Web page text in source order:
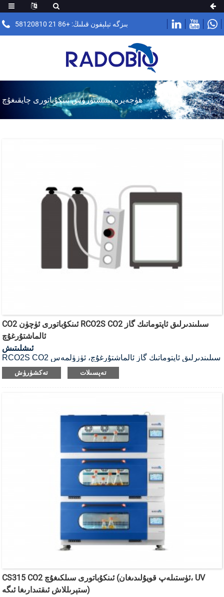
بىزگە تېلېفون قىلىڭ: +86 21 58120810
ھۈجەيرە يېتىشتۈرۈش ئىنكۇباتورى چايقىغۇچ
CO2 ئىنكۇباتورى ئۈچۈن RCO2S CO2 سىلىندىرلىق ئاپتوماتىك گاز
ئالماشتۇرغۇچ
ئىشلىتىش
RCO2S CO2 سىلىندىرلىق ئاپتوماتىك گاز ئالماشتۇرغۇچ، ئۈزۈلمەس
تەكشۈرۈش تەپسىلات
CS315 CO2 ئىنكۇباتورى سىلكىغۇچ (ئۈستىلەپ قويۇلىدىغان، UV
ستېرىللاش ئىقتىدارىغا ئىگە)